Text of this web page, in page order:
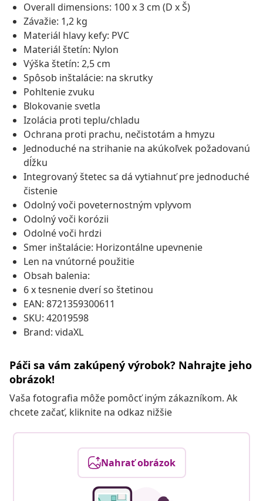
Overall dimensions: 100 x 3 cm (D x Š)
Závažie: 1,2 kg
Materiál hlavy kefy: PVC
Materiál štetín: Nylon
Výška štetín: 2,5 cm
Spôsob inštalácie: na skrutky
Pohltenie zvuku
Blokovanie svetla
Izolácia proti teplu/chladu
Ochrana proti prachu, nečistotám a hmyzu
Jednoduché na strihanie na akúkoľvek požadovanú
dĺžku
Integrovaný štetec sa dá vytiahnuť pre jednoduché
čistenie
Odolný voči poveternostným vplyvom
Odolný voči korózii
Odolné voči hrdzi
Smer inštalácie: Horizontálne upevnenie
Len na vnútorné použitie
Obsah balenia:
6 x tesnenie dverí so štetinou
EAN: 8721359300611
SKU: 42019598
Brand: vidaXL
Páči sa vám zakúpený výrobok? Nahrajte jeho
obrázok!
Vaša fotografia môže pomôcť iným zákazníkom. Ak
chcete začať, kliknite na odkaz nižšie
Nahrať obrázok